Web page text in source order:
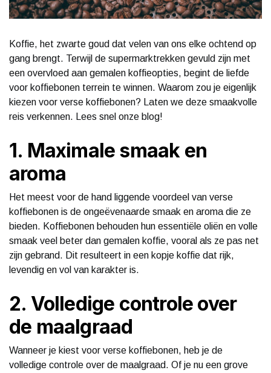
Koffie, het zwarte goud dat velen van ons elke ochtend op
gang brengt. Terwijl de supermarktrekken gevuld zijn met
een overvloed aan gemalen koffieopties, begint de liefde
voor koffiebonen terrein te winnen. Waarom zou je eigenlijk
kiezen voor verse koffiebonen? Laten we deze smaakvolle
reis verkennen. Lees snel onze blog!
1. Maximale smaak en
aroma
Het meest voor de hand liggende voordeel van verse
koffiebonen is de ongeëvenaarde smaak en aroma die ze
bieden. Koffiebonen behouden hun essentiële oliën en volle
smaak veel beter dan gemalen koffie, vooral als ze pas net
zijn gebrand. Dit resulteert in een kopje koffie dat rijk,
levendig en vol van karakter is.
2. Volledige controle over
de maalgraad
Wanneer je kiest voor verse koffiebonen, heb je de
volledige controle over de maalgraad. Of je nu een grove